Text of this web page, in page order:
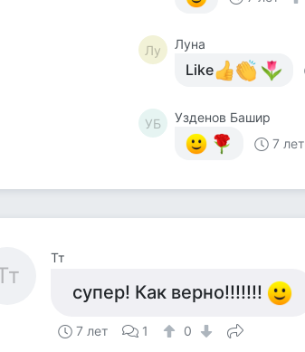
Лу Луна
Like
УБ
Узденов Башир
7 лет
Тт
супер! Как верно!!!!!!!
7 лет 1 0